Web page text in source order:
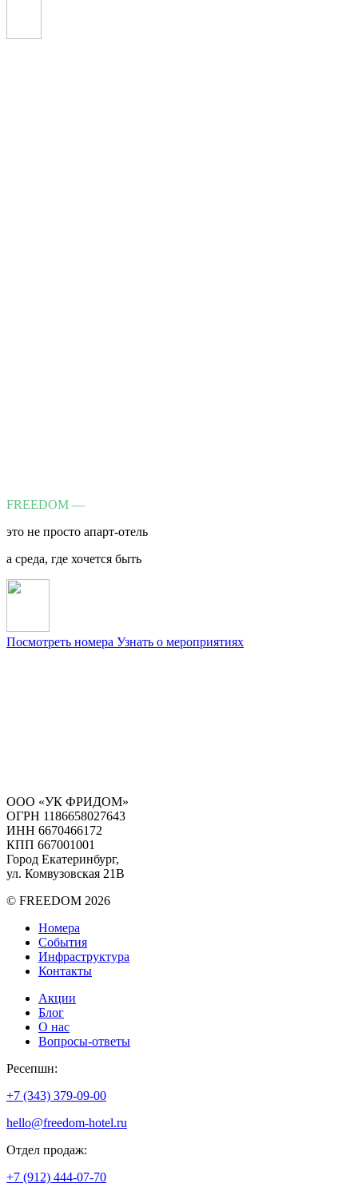
FREEDOM —
это не просто апарт-отель
а среда, где хочется быть
Посмотреть номера Узнать о мероприятиях
ООО «УК ФРИДОМ»
ОГРН 1186658027643
ИНН 6670466172
КПП 667001001
Город Екатеринбург,
ул. Комвузовская 21В
© FREEDOM 2026
Номера
События
Инфраструктура
Контакты
Акции
Блог
О нас
Вопросы-ответы
Ресепшн:
+7 (343) 379-09-00
hello@freedom-hotel.ru
Отдел продаж:
+7 (912) 444-07-70